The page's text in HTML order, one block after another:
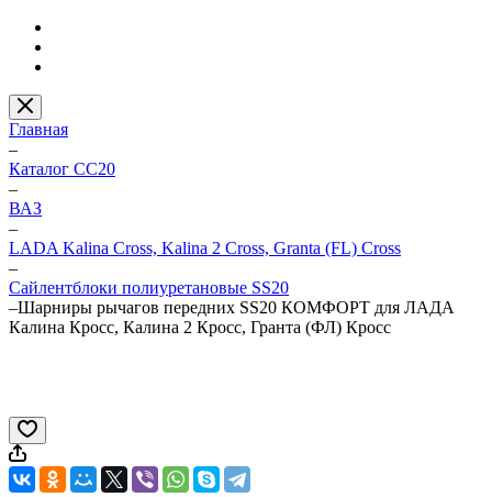
Главная
–
Каталог CC20
–
ВАЗ
–
LADA Kalina Cross, Kalina 2 Cross, Granta (FL) Cross
–
Сайлентблоки полиуретановые SS20
–Шарниры рычагов передних SS20 КОМФОРТ для ЛАДА
Калина Кросс, Калина 2 Кросс, Гранта (ФЛ) Кросс